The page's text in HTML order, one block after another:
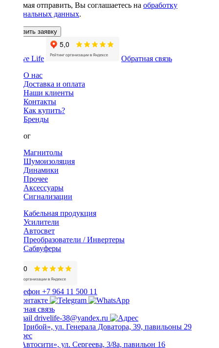
Нажимая отправить, Вы соглашаетесь на обработку
персональных данных.
Оставить заявку
Обратная связь
О нас
Доставка и оплата
Наши клиенты
Контакты
Как купить?
Бренды
Каталог
Магнитолы
Шумоизоляция
Динамики
Прочее
Аксессуары
Сигнализации
Кабельная продукция
Усилители
Автосвет
Преобразователи / Инвертеры
Сабвуферы
+7 964 11 500 11
Обратная связь
drivelife-38@yandex.ru
ТЦ «Прибой», ул. Генерала Доватора, 39, павильоны 29
ТЦ «Автосити», ул. Сергеева, 3/8а, павильон 16